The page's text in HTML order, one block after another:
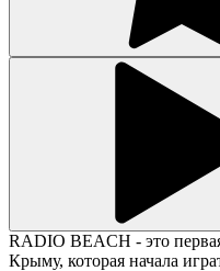
RADIO BEACH - это
Крыму, которая начала